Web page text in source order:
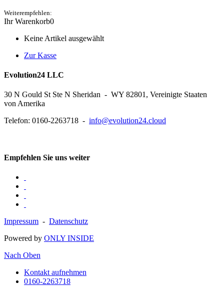
Weiterempfehlen:
Ihr Warenkorb0
Keine Artikel ausgewählt
Zur Kasse
Evolution24 LLC
30 N Gould St Ste N Sheridan - WY 82801, Vereinigte Staaten
von Amerika
Telefon: 0160-2263718 - info@evolution24.cloud
Empfehlen Sie uns weiter
Impressum - Datenschutz
Powered by ONLY INSIDE
Nach Oben
Kontakt aufnehmen
0160-2263718